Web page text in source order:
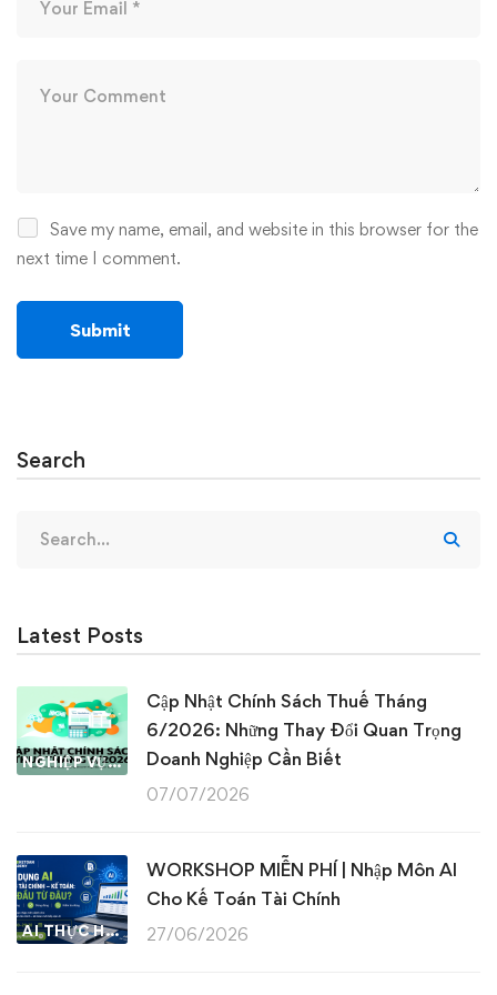
Save my name, email, and website in this browser for the
next time I comment.
Search
for:
Latest Posts
NGHIỆP VỤ KẾ TOÁN & THUẾ
Cập Nhật Chính Sách Thuế Tháng
6/2026: Những Thay Đổi Quan Trọng
Doanh Nghiệp Cần Biết
07/07/2026
AI THỰC HÀNH
WORKSHOP MIỄN PHÍ | Nhập Môn AI
Cho Kế Toán Tài Chính
27/06/2026